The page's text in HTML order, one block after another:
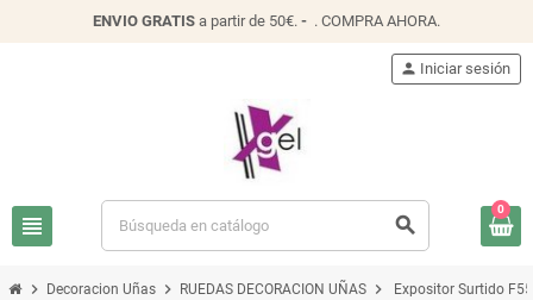
ENVIO GRATIS a partir de 50€. - . COMPRA AHORA.
view_headline search
person Iniciar sesión
0
chevron_right Decoracion Uñas chevron_right RUEDAS DECORACION UÑAS chevron_right Expositor Surtido